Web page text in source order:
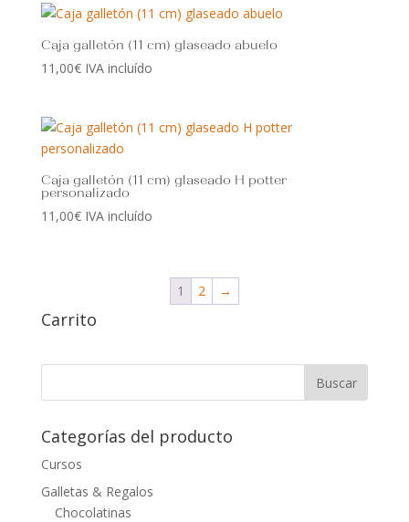
Caja galletón (11 cm) glaseado abuelo
11,00€ IVA incluído
Caja galletón (11 cm) glaseado H potter
personalizado
11,00€ IVA incluído
1 2 →
Carrito
Categorías del producto
Cursos
Galletas & Regalos
Chocolatinas